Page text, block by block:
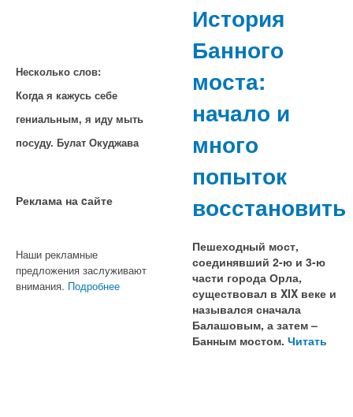
Несколько слов:
Когда я кажусь себе
гениальным, я иду мыть
посуду. Булат Окуджава
Реклама на cайте
Наши рекламные
предложения заслуживают
внимания. Подробнее
История
Банного
моста:
начало и
много
попыток
восстановить
Пешеходный мост,
соединявший 2-ю и 3-ю
части города Орла,
существовал в XIX веке и
назывался сначала
Балашовым, а затем –
Банным мостом. Читать